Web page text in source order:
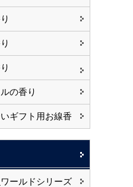
の香り
ギフト用お線香
ールドシリーズ